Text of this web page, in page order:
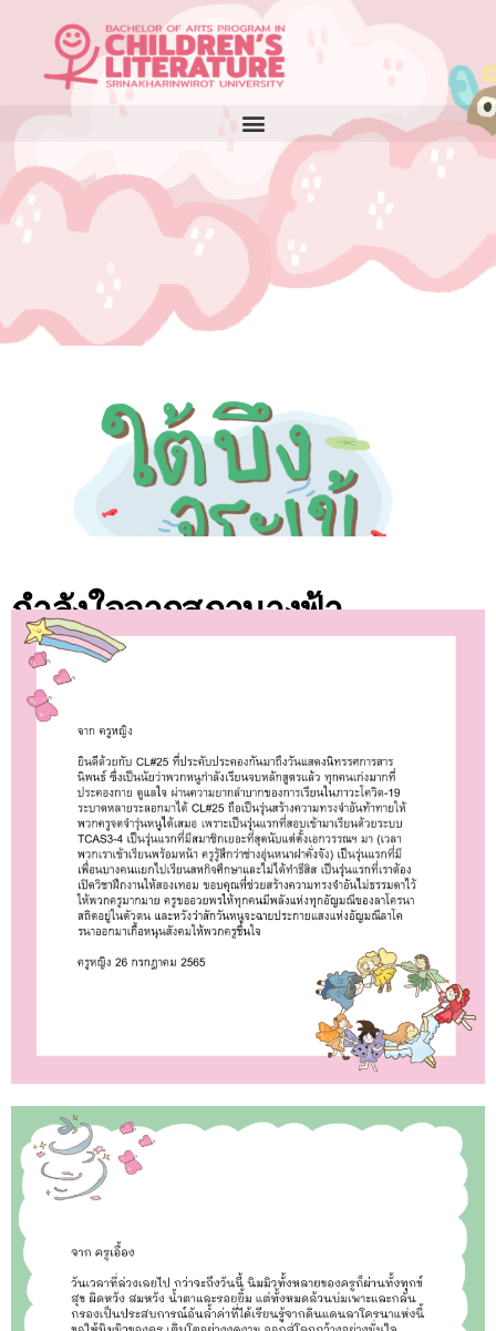
กำลังใจจากสภานางฟ้า